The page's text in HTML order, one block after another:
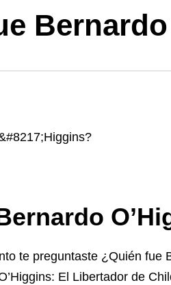
te preguntaste ¿Quién fue
El Libertador de